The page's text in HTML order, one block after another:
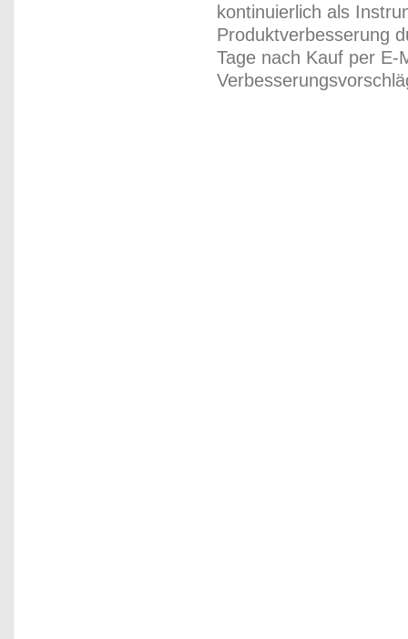
kontinuierlich als
Produktverbesserung
Tage nach Kauf per E-